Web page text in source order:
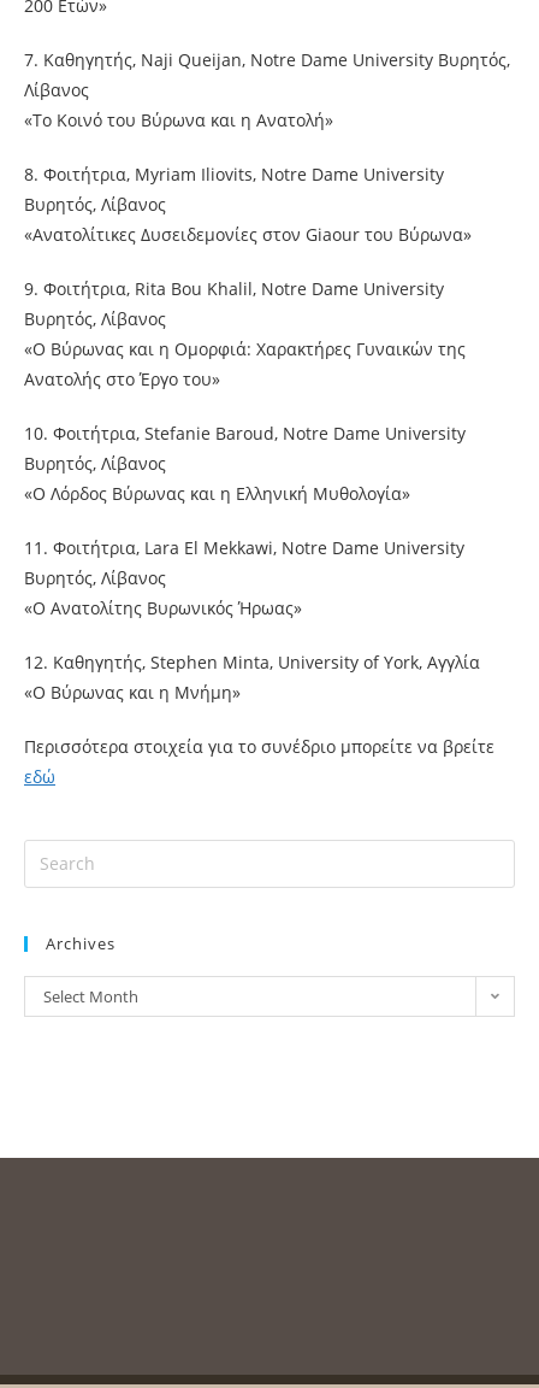
200 Ετών»
7. Καθηγητής, Naji Queijan, Notre Dame University Βυρητός,
Λίβανος
«Το Κοινό του Βύρωνα και η Ανατολή»
8. Φοιτήτρια, Myriam Iliovits, Notre Dame University
Βυρητός, Λίβανος
«Ανατολίτικες Δυσειδεμονίες στον Giaour του Βύρωνα»
9. Φοιτήτρια, Rita Bou Khalil, Notre Dame University
Βυρητός, Λίβανος
«Ο Βύρωνας και η Ομορφιά: Χαρακτήρες Γυναικών της
Ανατολής στο Έργο του»
10. Φοιτήτρια, Stefanie Baroud, Notre Dame University
Βυρητός, Λίβανος
«Ο Λόρδος Βύρωνας και η Ελληνική Μυθολογία»
11. Φοιτήτρια, Lara El Mekkawi, Notre Dame University
Βυρητός, Λίβανος
«Ο Ανατολίτης Βυρωνικός Ήρωας»
12. Καθηγητής, Stephen Minta, University of York, Αγγλία
«Ο Βύρωνας και η Μνήμη»
Περισσότερα στοιχεία για το συνέδριο μπορείτε να βρείτε
εδώ
Archives
Select Month